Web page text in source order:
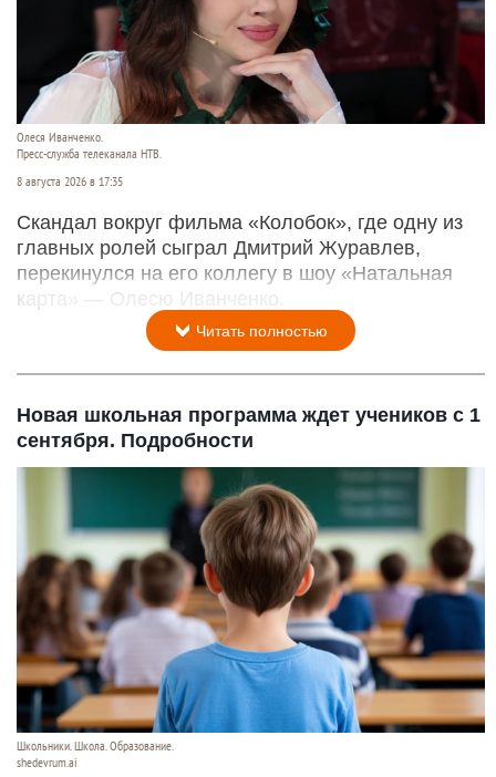
Олеся Иванченко.
Пресс-служба телеканала НТВ.
8 августа 2026 в 17:35
Скандал вокруг фильма «Колобок», где одну из
главных ролей сыграл Дмитрий Журавлев,
перекинулся на его коллегу в шоу «Натальная
карта» — Олесю Иванченко.
Читать полностью
Новая школьная программа ждет учеников с 1
сентября. Подробности
Школьники. Школа. Образование.
shedevrum.ai